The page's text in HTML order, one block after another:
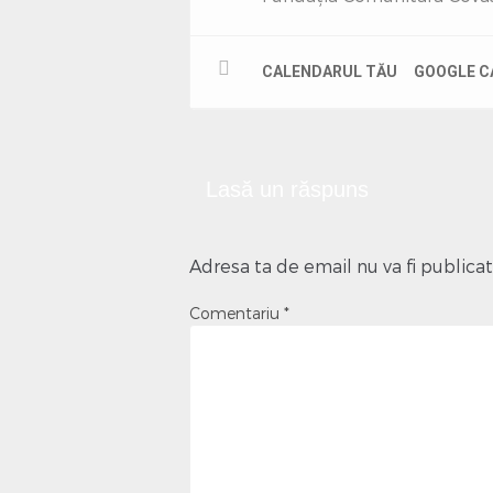
CALENDARUL TĂU GOOGLE
Adresa ta de email nu va fi
Comentariu *